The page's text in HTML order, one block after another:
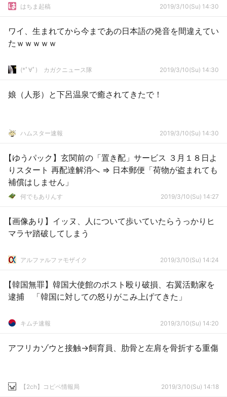
はちま起稿 2019/3/10(Su) 14:30
ワイ、生まれてから今まであの日本語の発音を間違えてい
たｗｗｗｗｗ
(*ﾟ∀ﾟ)ゞカガクニュース隊 2019/3/10(Su) 14:30
娘（人形）と下呂温泉で癒されてきたで！
ハムスター速報 2019/3/10(Su) 14:30
【ゆうパック】玄関前の「置き配」サービス ３月１８日よ
りスタート 再配達解消へ ⇒ 日本郵便「荷物が盗まれても
補償はしません」
何でもありんす 2019/3/10(Su) 14:27
【画像あり】イッヌ、人について歩いていたらうっかりヒ
マラヤ踏破してしまう
アルファルファモザイク 2019/3/10(Su) 14:24
【韓国無罪】韓国大使館のポスト殴り破損、右翼活動家を
逮捕 「韓国に対しての怒りがこみ上げてきた」
キムチ速報 2019/3/10(Su) 14:20
アフリカゾウと接触→飼育員、肋骨と左肩を骨折する重傷
【2ch】コピペ情報局 2019/3/10(Su) 14:18